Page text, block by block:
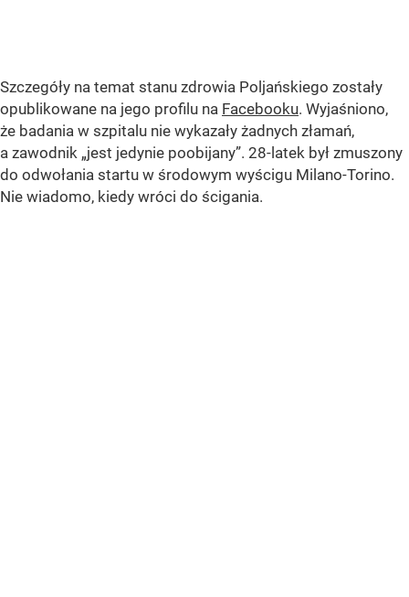
Szczegóły na temat stanu zdrowia Poljańskiego zostały
opublikowane na jego profilu na Facebooku. Wyjaśniono,
że badania w szpitalu nie wykazały żadnych złamań,
a zawodnik „jest jedynie poobijany”. 28-latek był zmuszony
do odwołania startu w środowym wyścigu Milano-Torino.
Nie wiadomo, kiedy wróci do ścigania.